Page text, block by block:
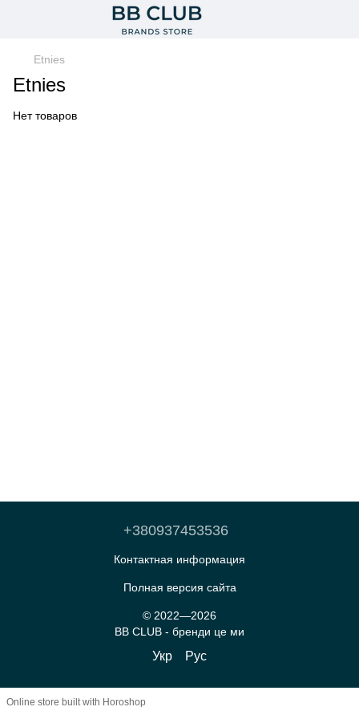
Etnies
Etnies
Нет товаров
+380937453536
Контактная информация
Полная версия сайта
© 2022—2026
BB CLUB - бренди це ми
Укр Рус
Online store built with Horoshop